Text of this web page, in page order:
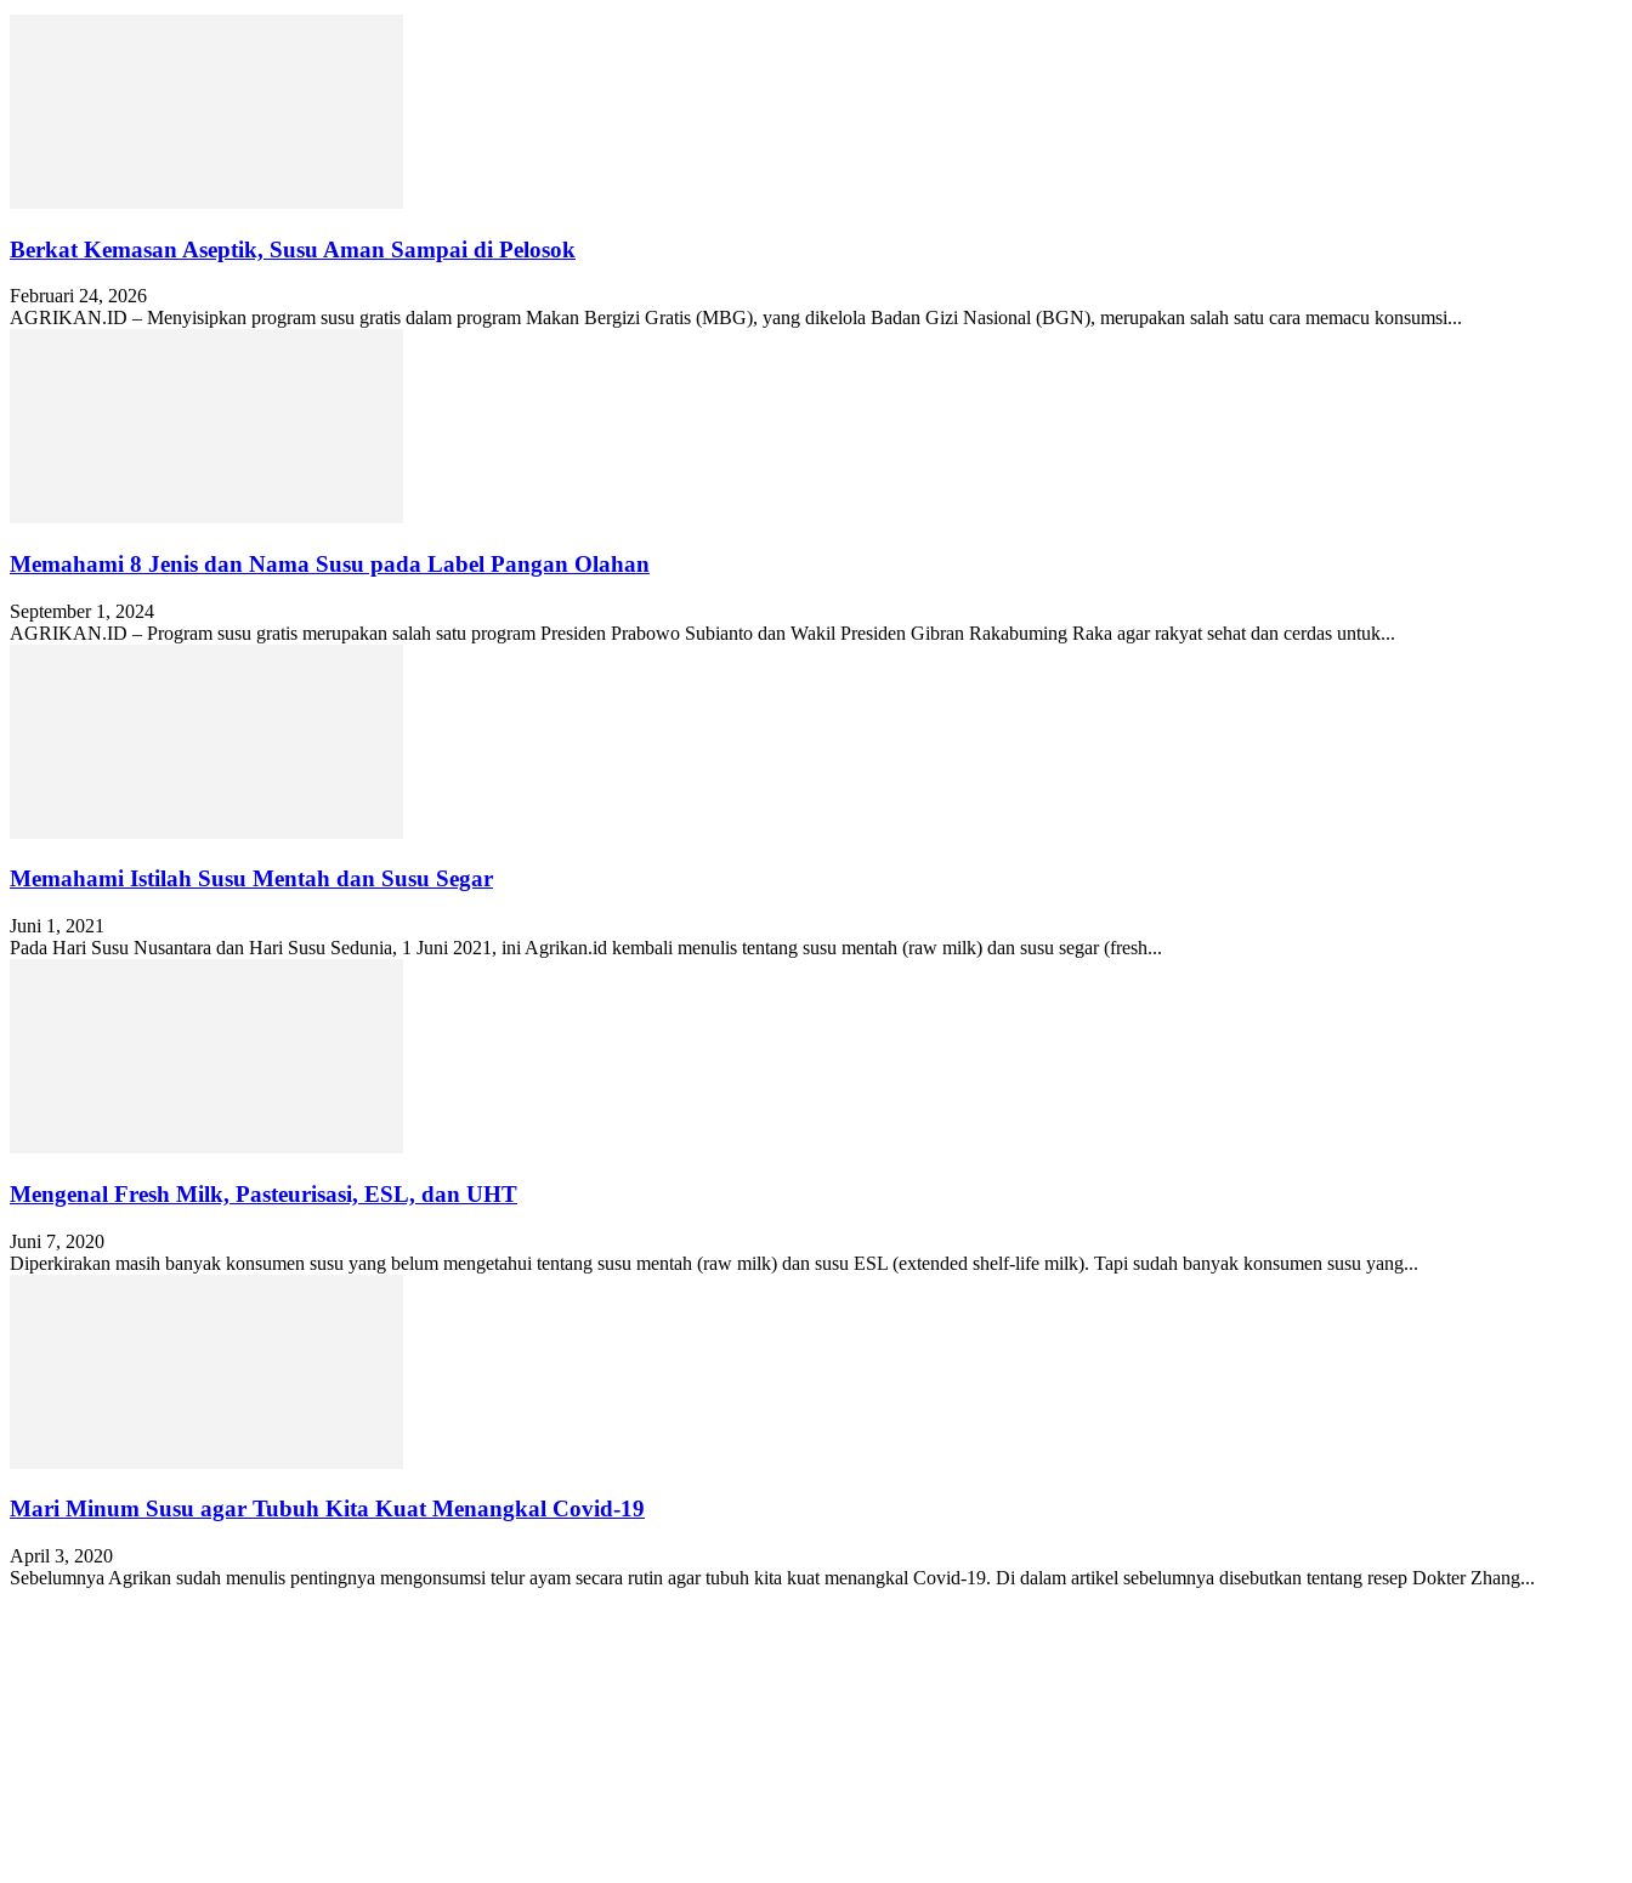
Berkat Kemasan Aseptik, Susu Aman Sampai di Pelosok
Februari 24, 2026
AGRIKAN.ID – Menyisipkan program susu gratis dalam program Makan Bergizi Gratis (MBG), yang dikelola Badan Gizi Nasional (BGN), merupakan salah satu cara memacu konsumsi...
Memahami 8 Jenis dan Nama Susu pada Label Pangan Olahan
September 1, 2024
AGRIKAN.ID – Program susu gratis merupakan salah satu program Presiden Prabowo Subianto dan Wakil Presiden Gibran Rakabuming Raka agar rakyat sehat dan cerdas untuk...
Memahami Istilah Susu Mentah dan Susu Segar
Juni 1, 2021
Pada Hari Susu Nusantara dan Hari Susu Sedunia, 1 Juni 2021, ini Agrikan.id kembali menulis tentang susu mentah (raw milk) dan susu segar (fresh...
Mengenal Fresh Milk, Pasteurisasi, ESL, dan UHT
Juni 7, 2020
Diperkirakan masih banyak konsumen susu yang belum mengetahui tentang susu mentah (raw milk) dan susu ESL (extended shelf-life milk). Tapi sudah banyak konsumen susu yang...
Mari Minum Susu agar Tubuh Kita Kuat Menangkal Covid-19
April 3, 2020
Sebelumnya Agrikan sudah menulis pentingnya mengonsumsi telur ayam secara rutin agar tubuh kita kuat menangkal Covid-19. Di dalam artikel sebelumnya disebutkan tentang resep Dokter Zhang...